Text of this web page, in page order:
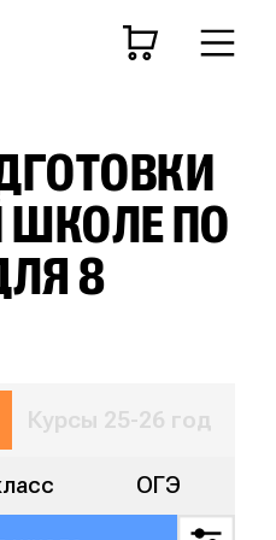
ШКОЛЕ ПО
8
Курсы 25-26 год
класс ОГЭ
ОГЭ